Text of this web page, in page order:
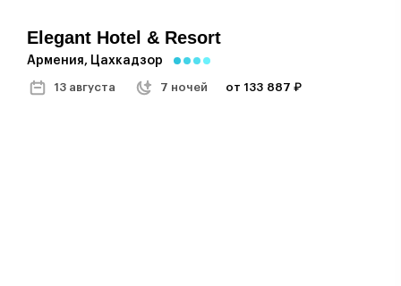
Elegant Hotel & Resort
Армения, Цахкадзор
13 августа 7 ночей от 133 887 ₽